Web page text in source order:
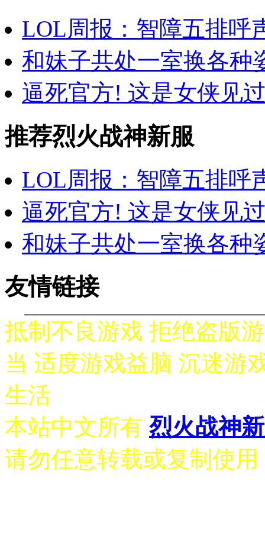
LOL周报：智障五排呼
和妹子共处一室换各种
逼死官方! 这是女侠见
推荐烈火战神新服
LOL周报：智障五排呼
逼死官方! 这是女侠见
和妹子共处一室换各种
友情链接
抵制不良游戏 拒绝盗版
当 适度游戏益脑 沉迷游
生活
本站中文所有 烈火战神
请勿任意转载或复制使用